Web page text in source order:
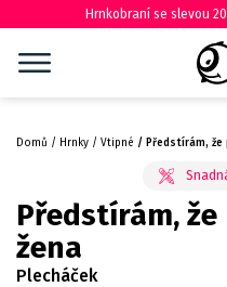
Hrnkobraní se slevou
Domů Hrnky Vtipné Předstírám, že
Předstírám, že
žena
Plecháček